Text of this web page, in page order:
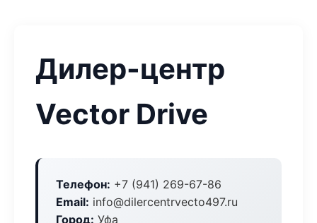
Дилер-центр
Vector Drive
Телефон: +7 (941) 269-67-86
Email: info@dilercentrvecto497.ru
Город: Уфа